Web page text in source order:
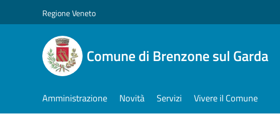
Regione Veneto
Comune di Brenzone sul Garda
Amministrazione Novità Servizi Vivere il Comune